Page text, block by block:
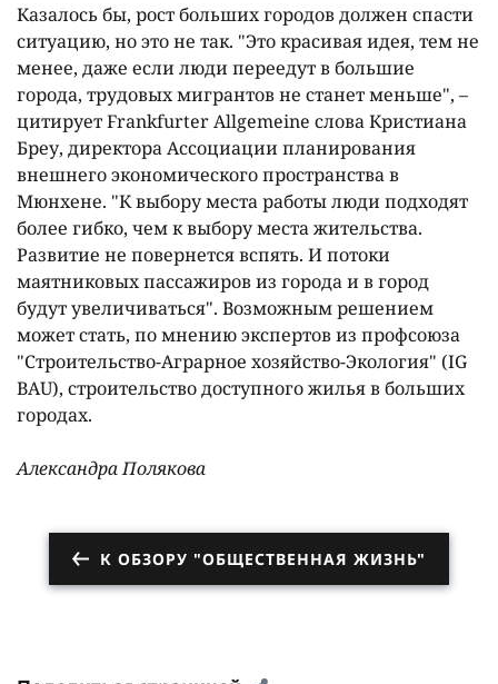
Казалось бы, рост больших городов должен спасти
ситуацию, но это не так. "Это красивая идея, тем не
менее, даже если люди переедут в большие
города, трудовых мигрантов не станет меньше", –
цитирует Frankfurter Allgemeine слова Кристиана
Бреу, директора Ассоциации планирования
внешнего экономического пространства в
Мюнхене. "К выбору места работы люди подходят
более гибко, чем к выбору места жительства.
Развитие не повернется вспять. И потоки
маятниковых пассажиров из города и в город
будут увеличиваться". Возможным решением
может стать, по мнению экспертов из профсоюза
"Строительство-Аграрное хозяйство-Экология" (IG
BAU), строительство доступного жилья в больших
городах.
Александра Полякова
К ОБЗОРУ "ОБЩЕСТВЕННАЯ ЖИЗНЬ"